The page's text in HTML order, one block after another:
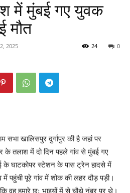
में मुंबई गए युवक
मौत
2025 0
24
सभा खालिसपुर दुर्गापुर की है जहां पर
के तलाश में दो दिन पहले गांव से मुंबई गए
के घाटकोपर स्टेशन के पास ट्रेन हादसे में
पहुंची पूरे गांव में शोक की लहर दौड़ पड़ी।
वह हमारे छः भाइयों में से चौथे नंबर पर थे।